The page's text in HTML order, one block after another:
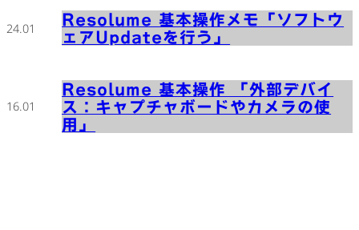
24.01
Resolume 基本操作メモ「ソフトウ
ェアUpdateを行う」
16.01
Resolume 基本操作 「外部デバイ
ス：キャプチャボードやカメラの使
用」